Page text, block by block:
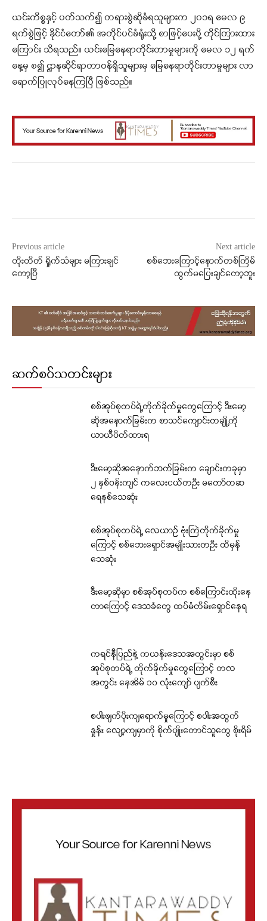
ယင်းကိစ္စနှင့် ပတ်သက်၍ တရားစွဲဆိုခံရသူများက ၂၀၁ရ မေလ ၉
ရက်စွဲဖြင့် နိုင်ငံတော်၏ အတိုင်ပင်ခံရုံးသို့ စာဖြင့်ပေးပို့ တိုင်ကြားထား
ကြောင်း သိရသည်။ ယင်းမြေနေရာတိုင်းတာမှုများကို မေလ ၁၂ ရက်
နေ့မှ စ၍ ဌာနဆိုင်ရာတာဝန်ရှိသူများမှ မြေနေရာတိုင်းတာမှုများ လာ
ရောက်ပြုလုပ်နေကြပြီ ဖြစ်သည်။
Previous article
တိုးတိတ် ရှိုက်သံများ မကြားချင်
တော့ပြီ
Next article
စစ်ဘေးကြောင့်နောက်တစ်ကြိမ်
ထွက်မပြေးချင်တော့ဘူး
ဆက်စပ်သတင်းများ
စစ်အုပ်စုတပ်ရဲ့တိုက်ခိုက်မှုတွေကြောင့် ဒီးမော့
ဆိုအနောက်ခြမ်းက စာသင်ကျောင်းတချို့ကို
ယာယီပိတ်ထားရ
ဒီးမော့ဆိုအနောက်ဘက်ခြမ်းက ချောင်းတခုမှာ
၂ နှစ်ဝန်းကျင် ကလေးငယ်တဦး မတော်တဆ
ရေနစ်သေဆုံး
စစ်အုပ်စုတပ်ရဲ့ လေယာဉ် ဗုံးကြဲတိုက်ခိုက်မှု
ကြောင့် စစ်ဘေးရှောင်အမျိုးသားတဦး ထိမှန်
သေဆုံး
ဒီးမော့ဆိုမှာ စစ်အုပ်စုတပ်က စစ်ကြောင်းထိုးနေ
တာကြောင့် ဒေသခံတွေ ထပ်မံတိမ်းရှောင်နေရ
ကရင်နီပြည်နဲ့ ကယန်းဒေသအတွင်းမှာ စစ်
အုပ်စုတပ်ရဲ့ တိုက်ခိုက်မှုတွေကြောင့် တလ
အတွင်း နေအိမ် ၁၀ လုံးကျော် ပျက်စီး
စပါးဖျက်ပိုးကျရောက်မှုကြောင့် စပါးအထွက်
နှုန်း လျော့ကျမှာကို စိုက်ပျိုးတောင်သူတွေ စိုးရိမ်